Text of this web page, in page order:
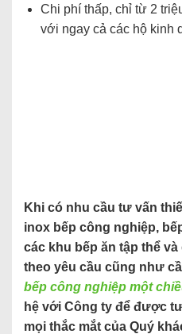
Chi phí thấp, chỉ từ 2
với ngay cả các hộ kinh
Khi có nhu cầu tư vấn
inox bếp công nghiệp,
các khu bếp ăn tập thể
theo yêu cầu cũng như
bếp công nghiệp một
hệ với Công ty để được
mọi thắc mắt của Quý